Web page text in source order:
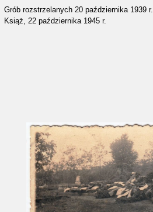
Grób rozstrzelanych 20 października 1939 r.
Książ, 22 października 1945 r.